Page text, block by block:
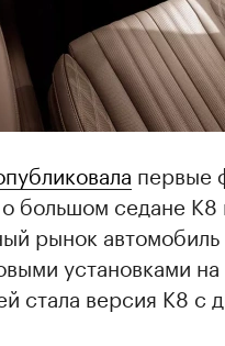
первые
большом седане K8
рынок
установками
стала версия K8 с